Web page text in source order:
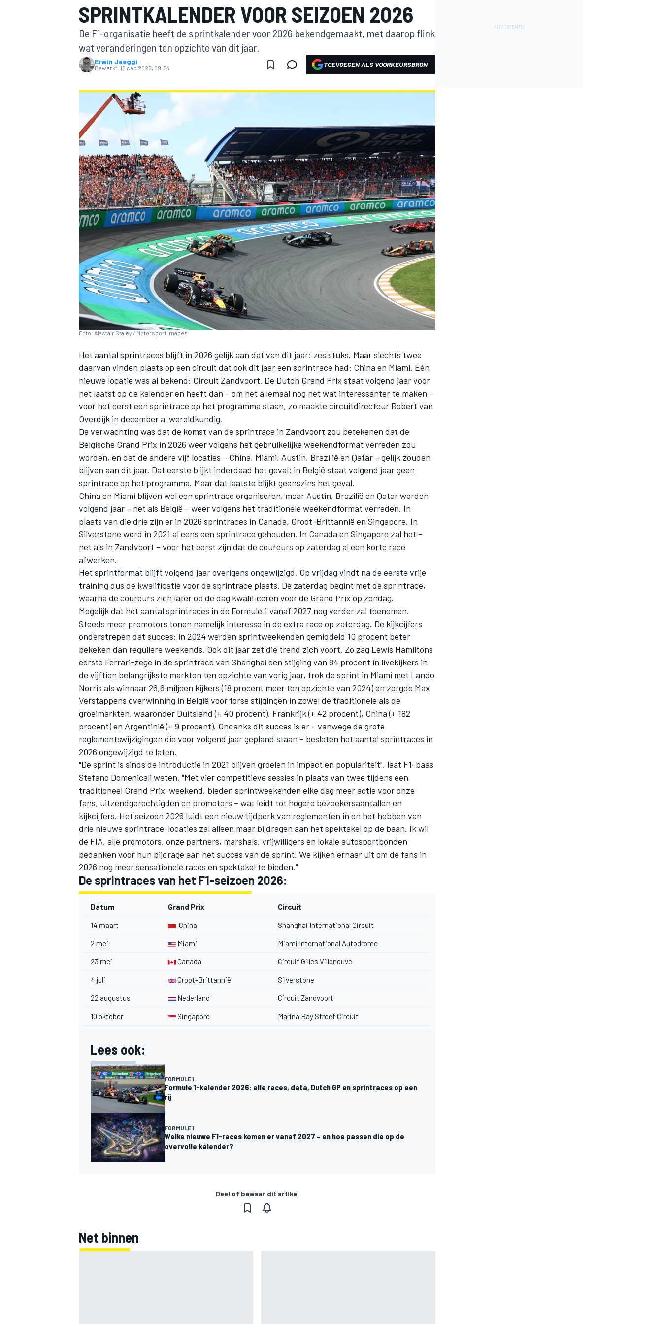
MOTOGP
INDYCAR
WEC DTM
SPRINTKALENDER VOOR SEIZOEN 2026
De F1-organisatie heeft de sprintkalender voor 2026 bekendgemaakt, met daarop flink
wat veranderingen ten opzichte van dit jaar.
Erwin Jaeggi
Bewerkt: 16 sep 2025, 09:54 TOEVOEGEN ALS VOORKEURSBRON
Foto: Alastair Staley / Motorsport Images
Het aantal sprintraces blijft in 2026 gelijk aan dat van dit jaar: zes stuks. Maar slechts twee
daarvan vinden plaats op een circuit dat ook dit jaar een sprintrace had: China en Miami. Één
nieuwe locatie was al bekend: Circuit Zandvoort. De Dutch Grand Prix staat volgend jaar voor
het laatst op de kalender en heeft dan – om het allemaal nog net wat interessanter te maken –
voor het eerst een sprintrace op het programma staan, zo maakte circuitdirecteur Robert van
Overdijk in december al wereldkundig.
De verwachting was dat de komst van de sprintrace in Zandvoort zou betekenen dat de
Belgische Grand Prix in 2026 weer volgens het gebruikelijke weekendformat verreden zou
worden, en dat de andere vijf locaties – China, Miami, Austin, Brazilië en Qatar – gelijk zouden
blijven aan dit jaar. Dat eerste blijkt inderdaad het geval: in België staat volgend jaar geen
sprintrace op het programma. Maar dat laatste blijkt geenszins het geval.
China en Miami blijven wel een sprintrace organiseren, maar Austin, Brazilië en Qatar worden
volgend jaar – net als België – weer volgens het traditionele weekendformat verreden. In
plaats van die drie zijn er in 2026 sprintraces in Canada, Groot-Brittannië en Singapore. In
Silverstone werd in 2021 al eens een sprintrace gehouden. In Canada en Singapore zal het –
net als in Zandvoort – voor het eerst zijn dat de coureurs op zaterdag al een korte race
afwerken.
Het sprintformat blijft volgend jaar overigens ongewijzigd. Op vrijdag vindt na de eerste vrije
training dus de kwalificatie voor de sprintrace plaats. De zaterdag begint met de sprintrace,
waarna de coureurs zich later op de dag kwalificeren voor de Grand Prix op zondag.
Mogelijk dat het aantal sprintraces in de Formule 1 vanaf 2027 nog verder zal toenemen.
Steeds meer promotors tonen namelijk interesse in de extra race op zaterdag. De kijkcijfers
onderstrepen dat succes: in 2024 werden sprintweekenden gemiddeld 10 procent beter
bekeken dan reguliere weekends. Ook dit jaar zet die trend zich voort. Zo zag Lewis Hamiltons
eerste Ferrari-zege in de sprintrace van Shanghai een stijging van 84 procent in livekijkers in
de vijftien belangrijkste markten ten opzichte van vorig jaar, trok de sprint in Miami met Lando
Norris als winnaar 26,6 miljoen kijkers (18 procent meer ten opzichte van 2024) en zorgde Max
Verstappens overwinning in België voor forse stijgingen in zowel de traditionele als de
groeimarkten, waaronder Duitsland (+ 40 procent), Frankrijk (+ 42 procent), China (+ 182
procent) en Argentinië (+ 9 procent). Ondanks dit succes is er – vanwege de grote
reglementswijzigingen die voor volgend jaar gepland staan – besloten het aantal sprintraces in
2026 ongewijzigd te laten.
"De sprint is sinds de introductie in 2021 blijven groeien in impact en populariteit", laat F1-baas
Stefano Domenicali weten. "Met vier competitieve sessies in plaats van twee tijdens een
traditioneel Grand Prix-weekend, bieden sprintweekenden elke dag meer actie voor onze
fans, uitzendgerechtigden en promotors – wat leidt tot hogere bezoekersaantallen en
kijkcijfers. Het seizoen 2026 luidt een nieuw tijdperk van reglementen in en het hebben van
drie nieuwe sprintrace-locaties zal alleen maar bijdragen aan het spektakel op de baan. Ik wil
de FIA, alle promotors, onze partners, marshals, vrijwilligers en lokale autosportbonden
bedanken voor hun bijdrage aan het succes van de sprint. We kijken ernaar uit om de fans in
2026 nog meer sensationele races en spektakel te bieden."
De sprintraces van het F1-seizoen 2026:
Datum Grand Prix Circuit
14 maart China Shanghai International Circuit
2 mei Miami Miami International Autodrome
23 mei Canada Circuit Gilles Villeneuve
4 juli Groot-Brittannië Silverstone
22 augustus Nederland Circuit Zandvoort
10 oktober Singapore Marina Bay Street Circuit
Lees ook:
FORMULE 1
Formule 1-kalender 2026: alle races, data, Dutch GP en sprintraces op een
rij
FORMULE 1
Welke nieuwe F1-races komen er vanaf 2027 – en hoe passen die op de
overvolle kalender?
Deel of bewaar dit artikel
Net binnen